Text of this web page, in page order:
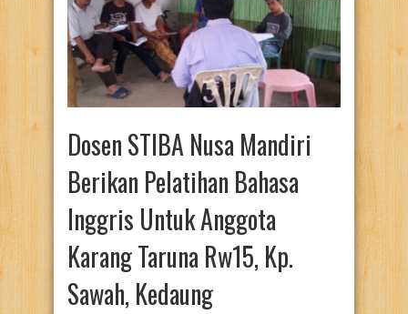
Dosen STIBA Nusa Mandiri
Berikan Pelatihan Bahasa
Inggris Untuk Anggota
Karang Taruna Rw15, Kp.
Sawah, Kedaung